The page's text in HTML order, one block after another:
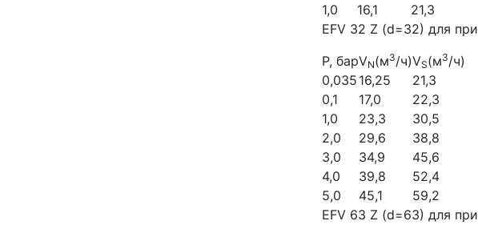
1,0
16,1
21,3
EFV 32 Z (d=32) для
Р, барVN(м3/ч)VS(м3/ч)
0,035
0,1
1,0
2,0
3,0
4,0
5,0
16,25
17,0
23,3
29,6
34,9
39,8
45,1
21,3
22,3
30,5
38,8
45,6
52,4
59,2
EFV 63 Z (d=63) для